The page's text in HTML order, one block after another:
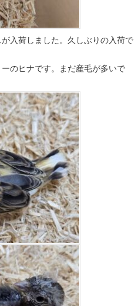
入荷しました。久しぶりの入荷で
のヒナです。まだ産毛が多いで